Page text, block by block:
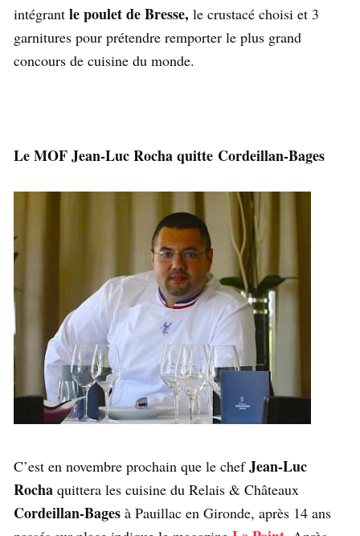
intégrant le poulet de Bresse, le crustacé choisi et 3
garnitures pour prétendre remporter le plus grand
concours de cuisine du monde.
Le MOF Jean-Luc Rocha quitte Cordeillan-Bages
C’est en novembre prochain que le chefJean-Luc
Rocha quittera les cuisine du Relais & Châteaux
Cordeillan-Bages à Pauillac en Gironde, après 14 ans